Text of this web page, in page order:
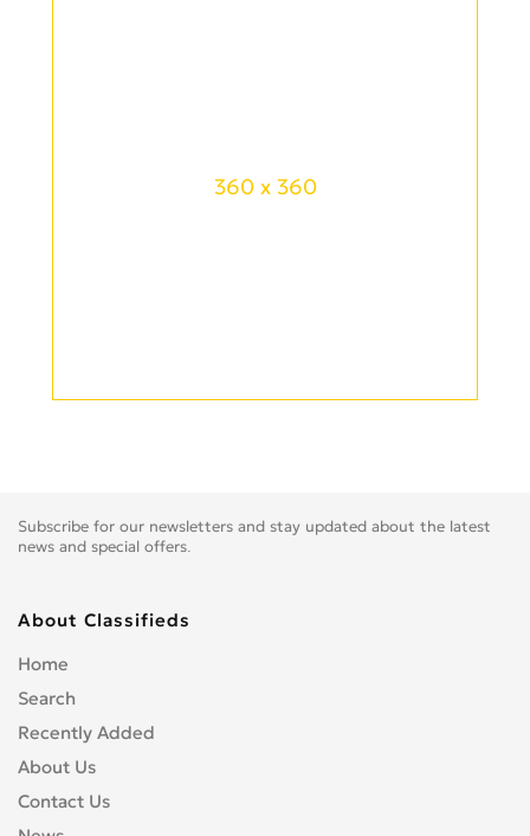
360 x 360
Subscribe for our newsletters and stay updated about the latest
news and special offers.
About Classifieds
Home
Search
Recently Added
About Us
Contact Us